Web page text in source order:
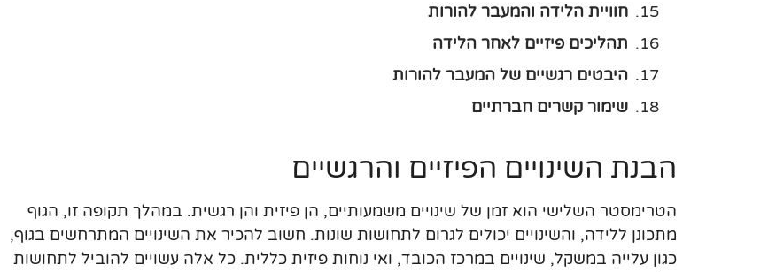
חוויית הלידה והמעבר להורות
תהליכים פיזיים לאחר הלידה
היבטים רגשיים של המעבר להורות
שימור קשרים חברתיים
הבנת השינויים הפיזיים והרגשיים
הטרימסטר השלישי הוא זמן של שינויים משמעותיים, הן פיזית והן רגשית. במהלך תקופה זו, הגוף
מתכונן ללידה, והשינויים יכולים לגרום לתחושות שונות. חשוב להכיר את השינויים המתרחשים בגוף,
כגון עלייה במשקל, שינויים במרכז הכובד, ואי נוחות פיזית כללית. כל אלה עשויים להוביל לתחושות